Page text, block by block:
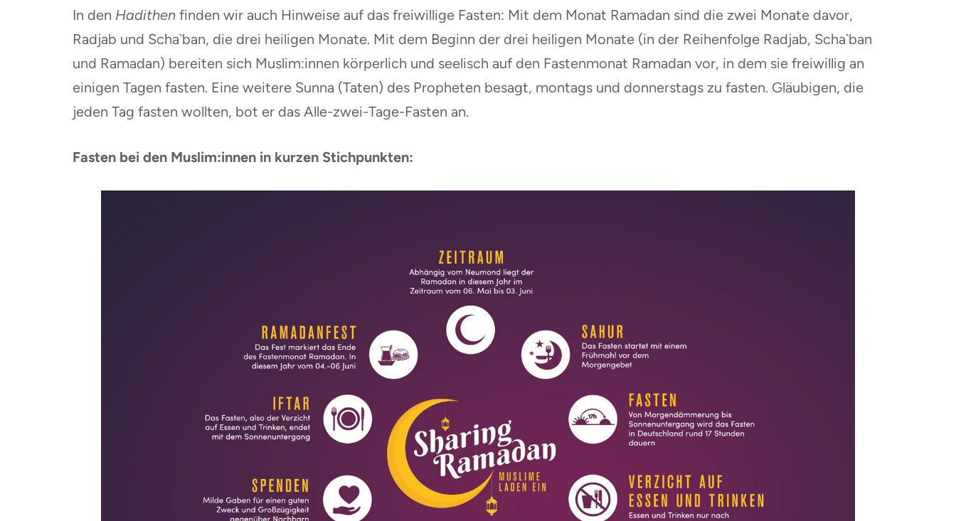
In den Hadithen finden wir auch Hinweise auf das freiwillige Fasten: Mit dem Monat Ramadan sind die zwei Monate davor,
Radjab und Scha`ban, die drei heiligen Monate. Mit dem Beginn der drei heiligen Monate (in der Reihenfolge Radjab, Scha`ban
und Ramadan) bereiten sich Muslim:innen körperlich und seelisch auf den Fastenmonat Ramadan vor, in dem sie freiwillig an
einigen Tagen fasten. Eine weitere Sunna (Taten) des Propheten besagt, montags und donnerstags zu fasten. Gläubigen, die
jeden Tag fasten wollten, bot er das Alle-zwei-Tage-Fasten an.
Fasten bei den Muslim:innen in kurzen Stichpunkten: